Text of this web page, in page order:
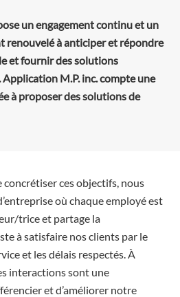
un engagement continu et un
renouvelé à anticiper et répondre
et fournir des solutions
M.P. inc. compte une
à proposer des solutions de
concrétiser ces objectifs, nous
où chaque employé est
trice et partage la
à satisfaire nos clients par le
et les délais respectés. À
interactions sont une
et d’améliorer notre